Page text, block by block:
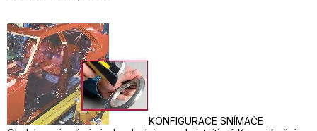
KONFIGURACE SNÍMAČE